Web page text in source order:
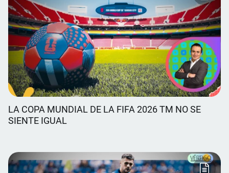
LA COPA MUNDIAL DE LA FIFA 2026 TM NO SE
SIENTE IGUAL